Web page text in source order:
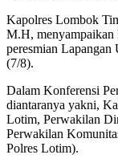
Kapolres Lombok
M.H, menyampaikan
peresmian Lapangan
(7/8).
Dalam Konferensi
diantaranya yakni,
Lotim, Perwakilan
Perwakilan
Polres Lotim).